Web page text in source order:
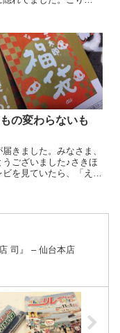
あかんやろぉー！」おか
を洗濯物干してる間にペ
ょ（笑）いやいや、、、
の変わらないも
きました。みなさま、
うございました♪さきほ
ビを見ていたら、「え
司』 – 仙台本店